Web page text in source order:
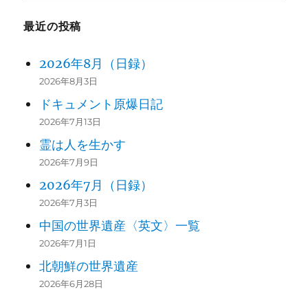
最近の投稿
2026年8月（日録）
2026年8月3日
ドキュメント原爆日記
2026年7月13日
霊は人を生かす
2026年7月9日
2026年7月（日録）
2026年7月3日
中国の世界遺産〈英文〉一覧
2026年7月1日
北朝鮮の世界遺産
2026年6月28日